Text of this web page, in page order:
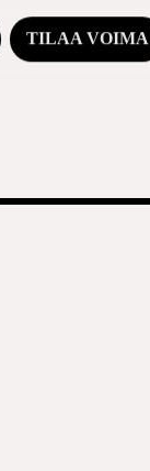
TILAA VOIMA